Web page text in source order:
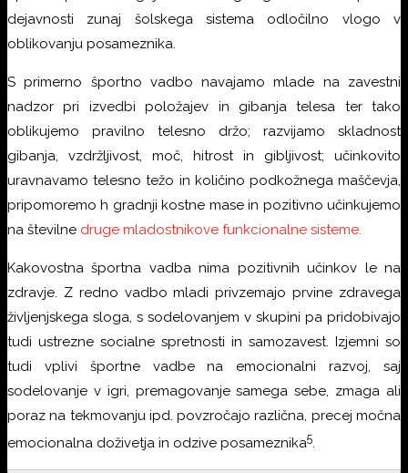
dejavnosti zunaj šolskega sistema odločilno vlogo v
oblikovanju posameznika.
S primerno športno vadbo navajamo mlade na zavestni
nadzor pri izvedbi položajev in gibanja telesa ter tako
oblikujemo pravilno telesno držo; razvijamo skladnost
gibanja, vzdržljivost, moč, hitrost in gibljivost; učinkovito
uravnavamo telesno težo in količino podkožnega maščevja,
pripomoremo h gradnji kostne mase in pozitivno učinkujemo
na številne druge mladostnikove funkcionalne sisteme.
Kakovostna športna vadba nima pozitivnih učinkov le na
zdravje. Z redno vadbo mladi privzemajo prvine zdravega
življenjskega sloga, s sodelovanjem v skupini pa pridobivajo
tudi ustrezne socialne spretnosti in samozavest. Izjemni so
tudi vplivi športne vadbe na emocionalni razvoj, saj
sodelovanje v igri, premagovanje samega sebe, zmaga ali
poraz na tekmovanju ipd. povzročajo različna, precej močna
emocionalna doživetja in odzive posameznika5.